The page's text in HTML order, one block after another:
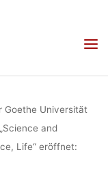
and Technology Studies“
Goethe Universität
and
Life“ eröffnet: